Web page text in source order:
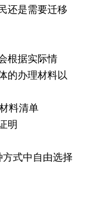
还是需要迁移
根据实际情
的办理材料以
料清单
明
式中自由选择